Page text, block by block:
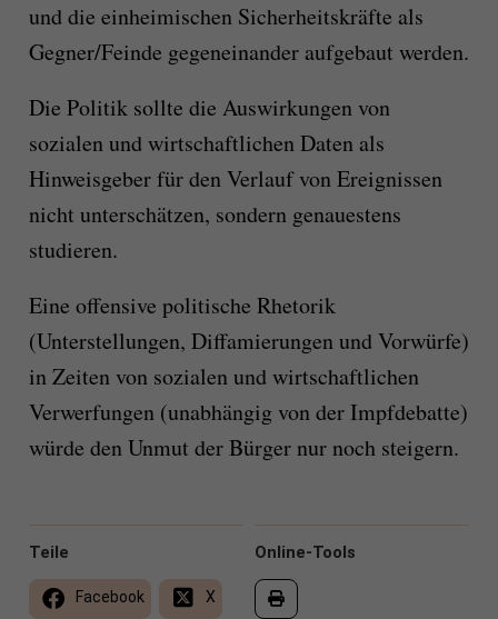
und die einheimischen Sicherheitskräfte als
Gegner/Feinde gegeneinander aufgebaut werden.
Die Politik sollte die Auswirkungen von
sozialen und wirtschaftlichen Daten als
Hinweisgeber für den Verlauf von Ereignissen
nicht unterschätzen, sondern genauestens
studieren.
Eine offensive politische Rhetorik
(Unterstellungen, Diffamierungen und Vorwürfe)
in Zeiten von sozialen und wirtschaftlichen
Verwerfungen (unabhängig von der Impfdebatte)
würde den Unmut der Bürger nur noch steigern.
Online-Tools
Teile
Facebook X